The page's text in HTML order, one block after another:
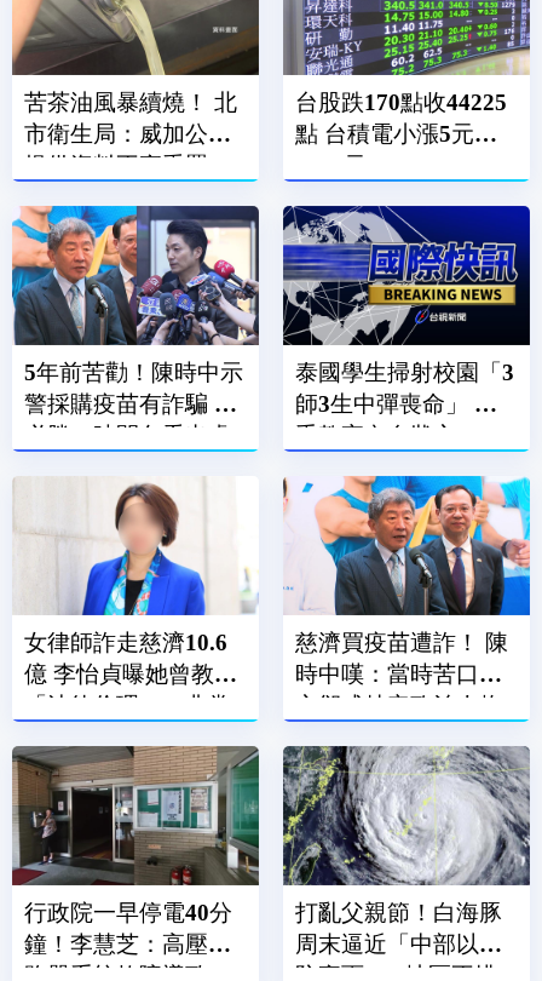
苦茶油風暴續燒！ 北
市衛生局：威加公司
提供資料不實重罰300
台股跌170點收44225
點 台積電小漲5元收
2370元
5年前苦勸！陳時中示
警採購疫苗有詐騙 王
必勝：時間久看出睿
泰國學生掃射校園「3
師3生中彈喪命」 槍
手教室內自戕亡
女律師詐走慈濟10.6
億 李怡貞曝她曾教
「法律倫理」：非常
慈濟買疫苗遭詐！ 陳
時中嘆：當時苦口婆
心卻成特定政治人物
行政院一早停電40分
鐘！李慧芝：高壓斷
路器系統故障導致
打亂父親節！白海豚
周末逼近「中部以北
防豪雨」 1地區不排